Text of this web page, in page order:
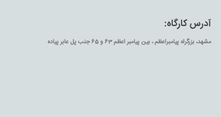
آدرس کارگاه:
مشهد، بزرگراه پیامبراعظم ، بین پیامبر اعظم 63 و 65 جنب پل عابر پیاده